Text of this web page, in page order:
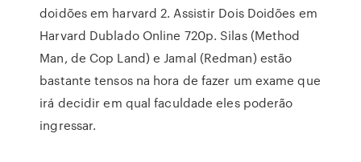
doidões em harvard 2. Assistir Dois Doidões em
Harvard Dublado Online 720p. Silas (Method
Man, de Cop Land) e Jamal (Redman) estão
bastante tensos na hora de fazer um exame que
irá decidir em qual faculdade eles poderão
ingressar.